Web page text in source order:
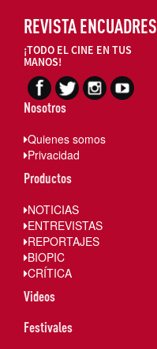
REVISTA ENCUADRES
¡TODO EL CINE EN TUS
MANOS!
Nosotros
Quienes somos
Privacidad
Productos
NOTICIAS
ENTREVISTAS
REPORTAJES
BIOPIC
CRÍTICA
Videos
Festivales